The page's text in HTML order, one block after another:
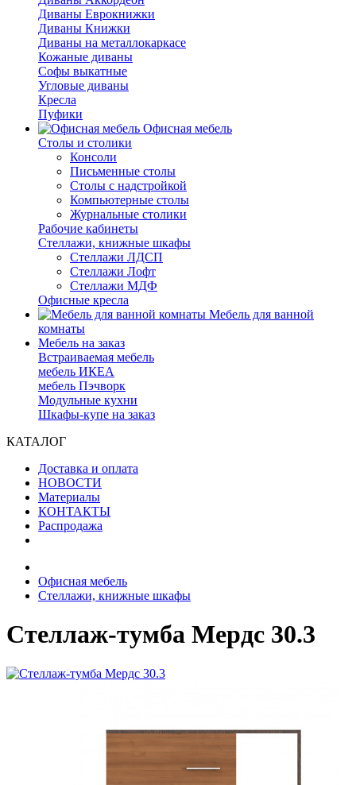
Диваны Еврокнижки
Диваны Книжки
Диваны на металлокаркасе
Кожаные диваны
Софы выкатные
Угловые диваны
Кресла
Пуфики
Офисная мебель
Столы и столики
Консоли
Письменные столы
Столы с надстройкой
Компьютерные столы
Журнальные столики
Рабочие кабинеты
Стеллажи, книжные шкафы
Стеллажи ЛДСП
Стеллажи Лофт
Стеллажи МДФ
Офисные кресла
Мебель для ванной
комнаты
Мебель на заказ
Встраиваемая мебель
мебель ИКЕА
мебель Пэчворк
Модульные кухни
Шкафы-купе на заказ
КАТАЛОГ
Доставка и оплата
НОВОСТИ
Материалы
КОНТАКТЫ
Распродажа
Офисная мебель
Стеллажи, книжные шкафы
Стеллаж-тумба Мердс 30.3